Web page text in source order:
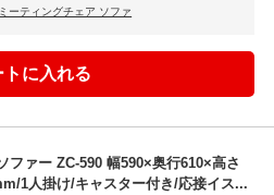
ミーティングチェア ソファ
ファー ZC-590 幅590×奥行610×高さ
1人掛け/キャスター付き/応接イス...